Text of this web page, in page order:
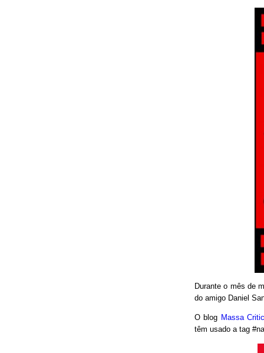
Durante o mês de
do amigo Daniel
O blog Massa
têm usado a tag